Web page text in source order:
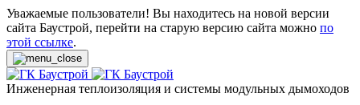
Уважаемые пользователи! Вы находитесь на новой версии
сайта Баустрой, перейти на старую версию сайта можно по
этой ссылке.
Инженерная теплоизоляция и системы модульных дымоходов